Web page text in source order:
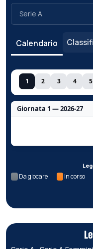
Calendario
1 2 3 4 5
Giornata 1 — 2026-27
Da giocare In corso